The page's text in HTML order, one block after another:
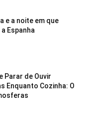
e a noite em que
Espanha
Parar de Ouvir
Enquanto Cozinha: O